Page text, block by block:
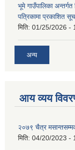
भूमे गाउँपालिका
पत्रिकामा प्रकाशित
मिति: 01/25/2026 -
अन्य
आय व्यय
२०७९ चैत्र
मिति: 04/20/2023 -